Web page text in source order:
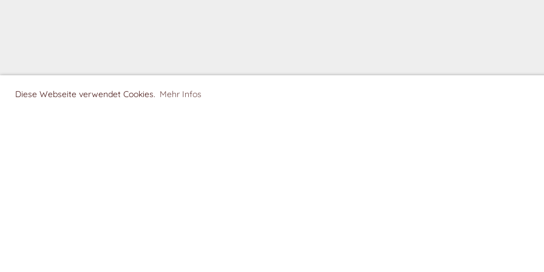
Diese Webseite verwendet Cookies. Mehr Infos